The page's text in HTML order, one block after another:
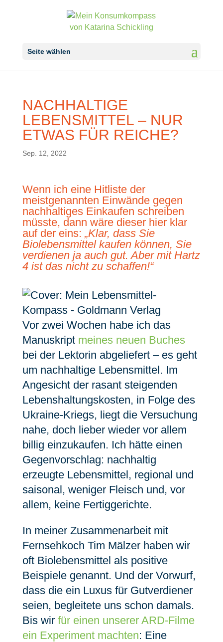
Seite wählen
NACHHALTIGE
LEBENSMITTEL – NUR
ETWAS FÜR REICHE?
Sep. 12, 2022
Wenn ich eine Hitliste der
meistgenannten Einwände gegen
nachhaltiges Einkaufen schreiben
müsste, dann wäre dieser hier klar
auf der eins: „Klar, dass Sie
Biolebensmittel kaufen können, Sie
verdienen ja auch gut. Aber mit Hartz
4 ist das nicht zu schaffen!“
Vor zwei Wochen habe ich das
Manuskript meines neuen Buches
bei der Lektorin abgeliefert – es geht
um nachhaltige Lebensmittel. Im
Angesicht der rasant steigenden
Lebenshaltungskosten, in Folge des
Ukraine-Kriegs, liegt die Versuchung
nahe, doch lieber wieder vor allem
billig einzukaufen. Ich hätte einen
Gegenvorschlag: nachhaltig
erzeugte Lebensmittel, regional und
saisonal, weniger Fleisch und, vor
allem, keine Fertiggerichte.
In meiner Zusammenarbeit mit
Fernsehkoch Tim Mälzer haben wir
oft Biolebensmittel als positive
Beispiele genannt. Und der Vorwurf,
dass die ein Luxus für Gutverdiener
seien, begleitete uns schon damals.
Bis wir für einen unserer ARD-Filme
ein Experiment machten: Eine